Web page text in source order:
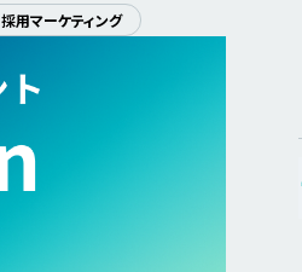
採用マーケティング